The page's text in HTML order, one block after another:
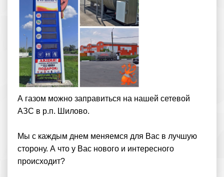
А газом можно заправиться на нашей сетевой
АЗС в р.п. Шилово.
Мы с каждым днем меняемся для Вас в лучшую
сторону. А что у Вас нового и интересного
происходит?